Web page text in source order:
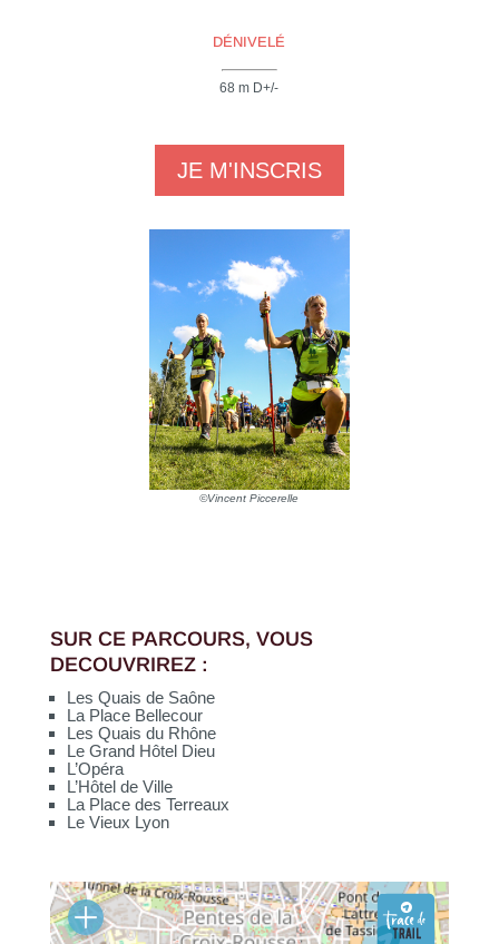
DÉNIVELÉ
68 m D+/-
JE M'INSCRIS
©Vincent Piccerelle
SUR CE PARCOURS, VOUS
DECOUVRIREZ :
Les Quais de Saône
La Place Bellecour
Les Quais du Rhône
Le Grand Hôtel Dieu
L’Opéra
L’Hôtel de Ville
La Place des Terreaux
Le Vieux Lyon